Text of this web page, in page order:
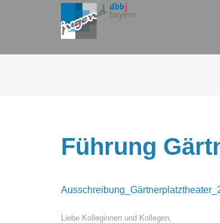
Führung
Liebe Kolleginnen und Kollegen,